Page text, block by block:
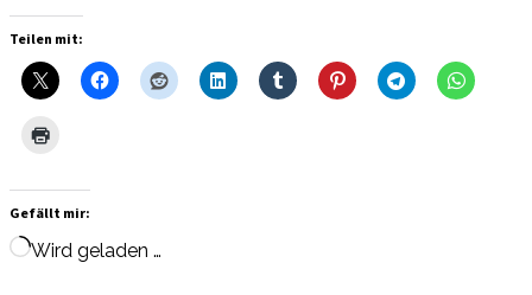
Teilen mit:
Gefällt mir:
Wird geladen …